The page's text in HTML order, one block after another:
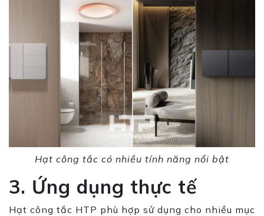
Hạt công tắc có nhiều tính năng nổi bật
3. Ứng dụng thực tế
Hạt công tắc HTP phù hợp sử dụng cho nhiều mục